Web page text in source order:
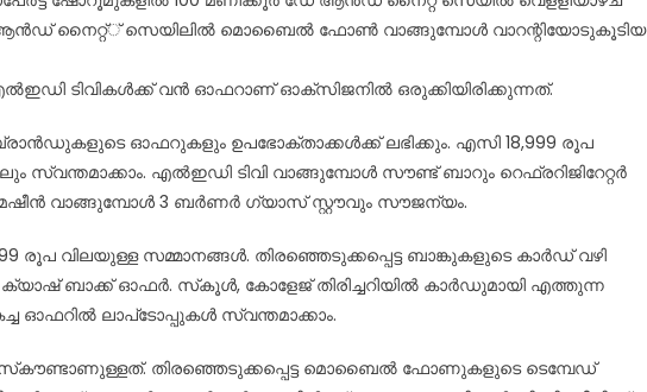
ആന്‍ഡ് നൈറ്റ്് സെയിലില്‍ മൊബൈല്‍ ഫോണ്‍ വാങ്ങുമ്പോള്‍ വാറന്റിയോടുകൂടിയ
ടിവികള്‍ക്ക് വന്‍ ഓഫറാണ് ഓക്‌സിജനില്‍ ഒരുക്കിയിരിക്കുന്നത്.
ഓഫറുകളും ഉപഭോക്താക്കള്‍ക്ക് ലഭിക്കും. എസി 18,999 രൂപ
സ്വന്തമാക്കാം. എല്‍ഇഡി ടിവി വാങ്ങുമ്പോള്‍ സൗണ്ട് ബാറും റെഫ്രറിജിറേറ്റര്‍
വാങ്ങുമ്പോള്‍ 3 ബര്‍ണര്‍ ഗ്യാസ് സ്റ്റൗവും സൗജന്യം.
രൂപ വിലയുള്ള സമ്മാനങ്ങള്‍. തിരഞ്ഞെടുക്കപ്പെട്ട ബാങ്കുകളുടെ കാര്‍ഡ് വഴി
ക്യാഷ് ബാക്ക് ഓഫര്‍. സ്‌കൂള്‍, കോളേജ് തിരിച്ചറിയില്‍ കാര്‍ഡുമായി എത്തുന്ന
ഓഫറില്‍ ലാപ്‌ടോപ്പുകള്‍ സ്വന്തമാക്കാം.
തിരഞ്ഞെടുക്കപ്പെട്ട മൊബൈല്‍ ഫോണുകളുടെ ടെമ്പേഡ്